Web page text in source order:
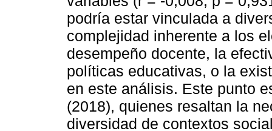
podría estar vinculada a
complejidad inherente a los
desempeño docente, la
políticas educativas, o la
en este análisis. Este punto
(2018), quienes resaltan la
diversidad de contextos